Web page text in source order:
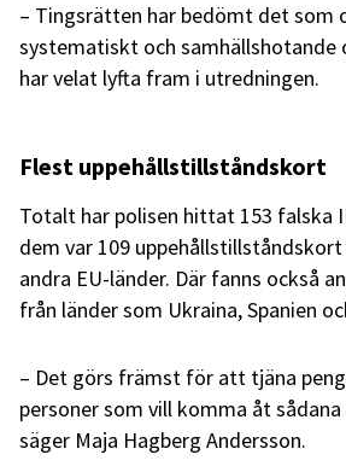
– Tingsrätten har bedömt det som
systematiskt och samhällshotande
har velat lyfta fram i utredningen.
Flest uppehållstillståndskort
Totalt har polisen hittat 153 falska
dem var 109
andra EU-länder. Där fanns också
från länder som Ukraina, Spanien
– Det görs främst för att tjäna
personer som vill komma åt
säger Maja Hagberg Andersson.